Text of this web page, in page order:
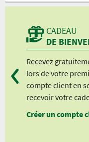
CADEAU
DE
Recevez
lors de votre
compte client en
recevoir votre
Créer un compte